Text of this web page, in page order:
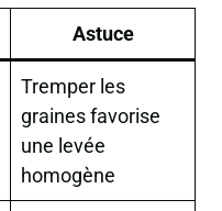
Astuce
Tremper les
graines favorise
une levée
homogène